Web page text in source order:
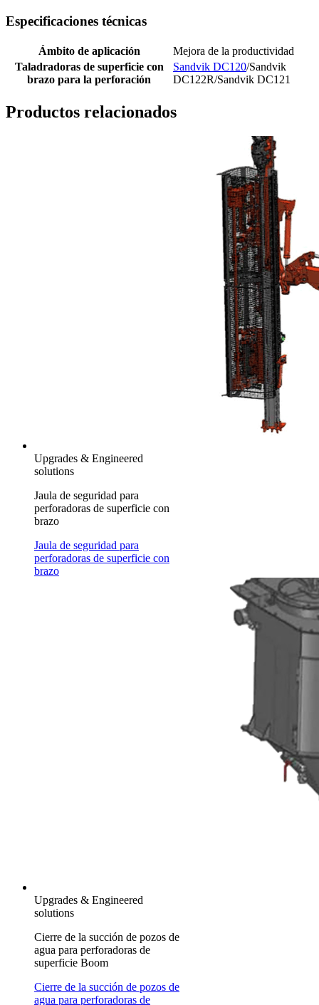
Especificaciones técnicas
Ámbito de aplicación
Mejora de la productividad
Taladradoras de superficie con
brazo para la perforación
Sandvik DC120/Sandvik
DC122R/Sandvik DC121
Productos relacionados
Upgrades & Engineered
solutions
Jaula de seguridad para
perforadoras de superficie con
brazo
Jaula de seguridad para
perforadoras de superficie con
brazo
Upgrades & Engineered
solutions
Cierre de la succión de pozos de
agua para perforadoras de
superficie Boom
Cierre de la succión de pozos de
agua para perforadoras de